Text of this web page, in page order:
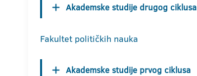
Akademske studije drugog ciklusa
Fakultet političkih nauka
Akademske studije prvog ciklusa